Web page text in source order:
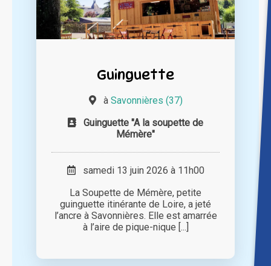
Guinguette
à Savonnières (37)
Guinguette "A la soupette de
Mémère"
samedi 13 juin 2026 à 11h00
La Soupette de Mémère, petite
guinguette itinérante de Loire, a jeté
l’ancre à Savonnières. Elle est amarrée
à l’aire de pique-nique [...]